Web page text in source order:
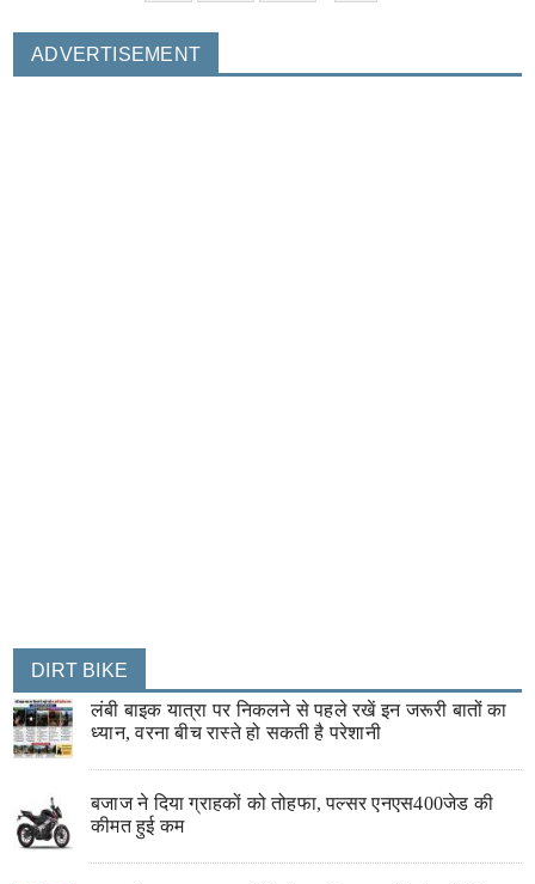
ADVERTISEMENT
DIRT BIKE
लंबी बाइक यात्रा पर निकलने से पहले रखें इन जरूरी बातों का
ध्यान, वरना बीच रास्ते हो सकती है परेशानी
बजाज ने दिया ग्राहकों को तोहफा, पल्सर एनएस400जेड की
कीमत हुई कम